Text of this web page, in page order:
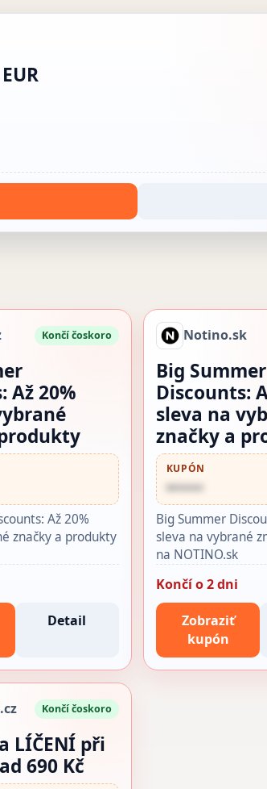
Končí čoskoro
Až 20%
Až 20%
značky a produkty
Detail
Notino.sk
Big Summer
Discounts:
sleva na
značky a
KUPÓN
••••••
Big Summer
sleva na vybrané
na NOTINO.sk
Končí o 2 dni
Zobraziť
kupón
Končí čoskoro
LÍČENÍ při
690 Kč